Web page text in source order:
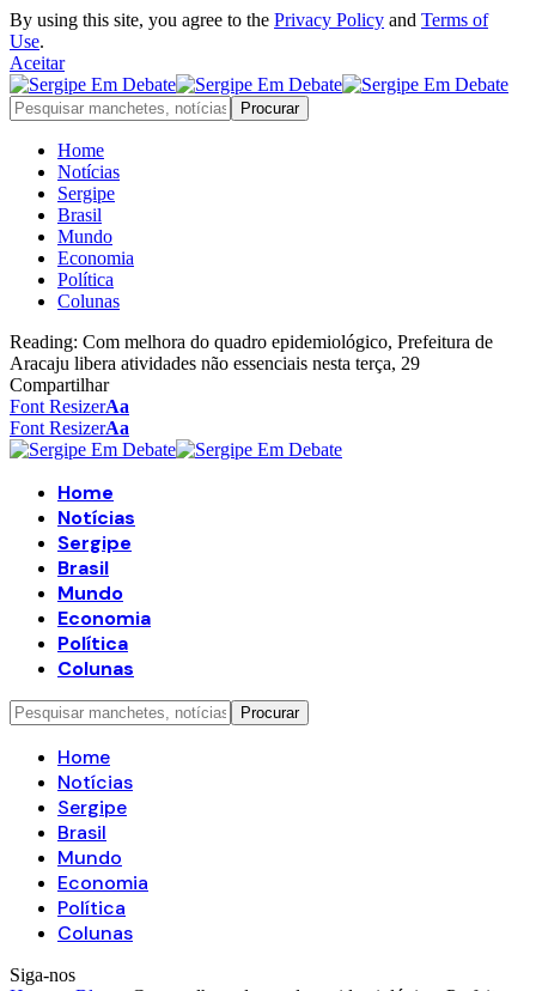
By using this site, you agree to the Privacy Policy and Terms of
Use.
Aceitar
Home
Notícias
Sergipe
Brasil
Mundo
Economia
Política
Colunas
Reading: Com melhora do quadro epidemiológico, Prefeitura de
Aracaju libera atividades não essenciais nesta terça, 29
Compartilhar
Font ResizerAa
Font ResizerAa
Home
Notícias
Sergipe
Brasil
Mundo
Economia
Política
Colunas
Home
Notícias
Sergipe
Brasil
Mundo
Economia
Política
Colunas
Siga-nos